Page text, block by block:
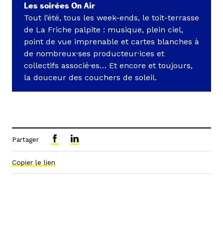
Les soirées On Air
Tout l’été, tous les week-ends, le toit-terrasse
de La Friche palpite : musique, plein ciel,
point de vue imprenable et cartes blanches à
de nombreux·ses producteur·ices et
collectifs associé·es… Et encore et toujours,
la douceur des couchers de soleil.
Partager
Copier le lien